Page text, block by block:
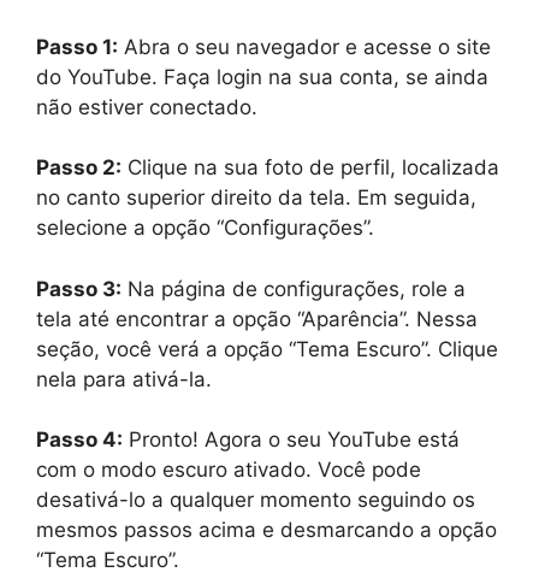
Passo 1: Abra o seu navegador e acesse o site
do YouTube. Faça login na sua conta, se ainda
não estiver conectado.
Passo 2: Clique na sua foto de perfil, localizada
no canto superior direito da tela. Em seguida,
selecione a opção “Configurações”.
Passo 3: Na página de configurações, role a
tela até encontrar a opção “Aparência”. Nessa
seção, você verá a opção “Tema Escuro”. Clique
nela para ativá-la.
Passo 4: Pronto! Agora o seu YouTube está
com o modo escuro ativado. Você pode
desativá-lo a qualquer momento seguindo os
mesmos passos acima e desmarcando a opção
“Tema Escuro”.